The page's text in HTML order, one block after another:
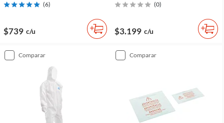
(6)
$739 c/u
(0)
$3.199 c/u
comparar comparar